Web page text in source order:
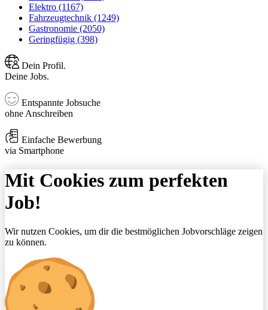
Elektro (1167)
Fahrzeugtechnik (1249)
Gastronomie (2050)
Geringfügig (398)
Dein Profil.
Deine Jobs.
Entspannte Jobsuche
ohne Anschreiben
Einfache Bewerbung
via Smartphone
Mit Cookies zum perfekten
Job!
Wir nutzen Cookies, um dir die bestmöglichen Jobvorschläge zeigen
zu können.